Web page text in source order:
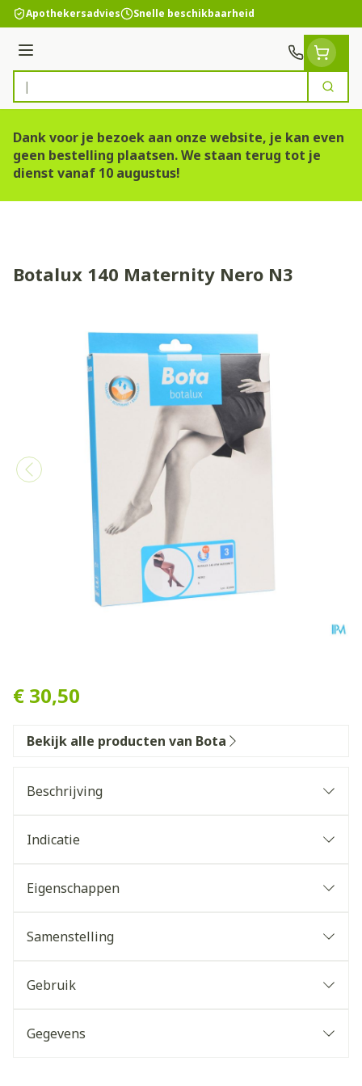
Ga naar de inhoud
Apothekersadvies Snelle beschikbaarheid
Menu
Product, merk, categorie...
Zoek
Dank voor je bezoek aan onze website, je kan even
geen bestelling plaatsen. We staan terug tot je
dienst vanaf 10 augustus!
Botalux 140 Maternity Nero N3
€ 30,50
Bekijk alle producten van Bota
Beschrijving
Indicatie
Eigenschappen
Samenstelling
Gebruik
Gegevens